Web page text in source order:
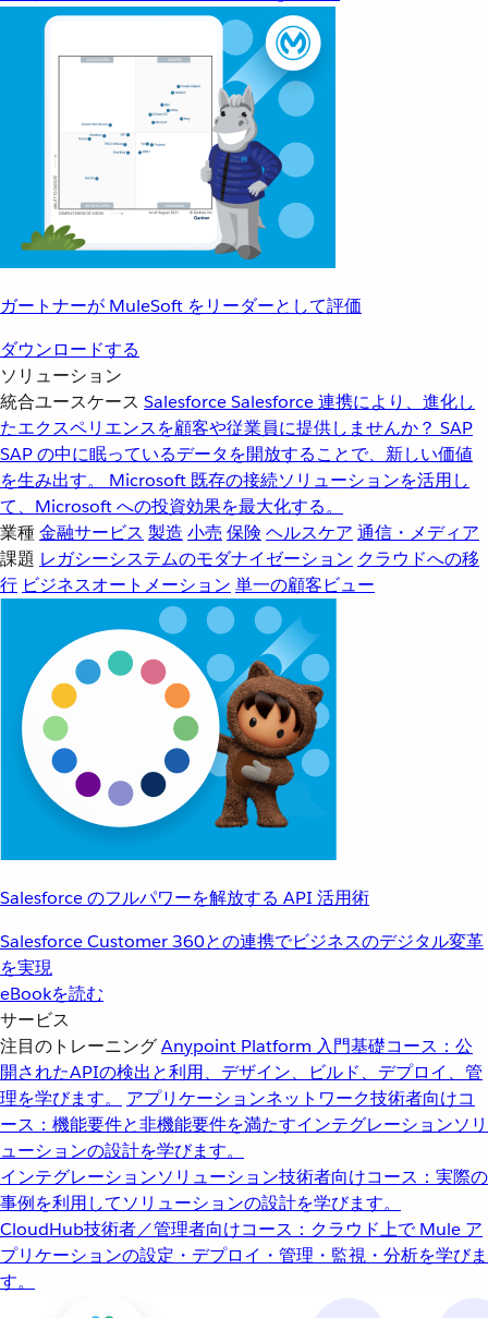
ガートナーが MuleSoft をリーダーとして評価
ダウンロードする
ソリューション
統合ユースケース SalesforceSalesforce 連携により、進化し
たエクスペリエンスを顧客や従業員に提供しませんか？ SAP
SAP の中に眠っているデータを開放することで、新しい価値
を生み出す。
Microsoft 既存の接続ソリューションを活用し
て、Microsoft への投資効果を最大化する。
業種金融サービス 製造 小売 保険 ヘルスケア 通信・メディア
課題 レガシーシステムのモダナイゼーション クラウドへの移
行 ビジネスオートメーション 単一の顧客ビュー
Salesforce のフルパワーを解放する API 活用術
Salesforce Customer 360との連携でビジネスのデジタル変革
を実現
eBookを読む
サービス
注目のトレーニングAnypoint Platform 入門基礎コース：公
開されたAPIの検出と利用、デザイン、ビルド、デプロイ、管
理を学びます。
アプリケーションネットワーク技術者向けコ
ース：機能要件と非機能要件を満たすインテグレーションソリ
ューションの設計を学びます。
インテグレーションソリューション技術者向けコース：実際の
事例を利用してソリューションの設計を学びます。
CloudHub技術者／管理者向けコース：クラウド上で Mule ア
プリケーションの設定・デプロイ・管理・監視・分析を学びま
す。